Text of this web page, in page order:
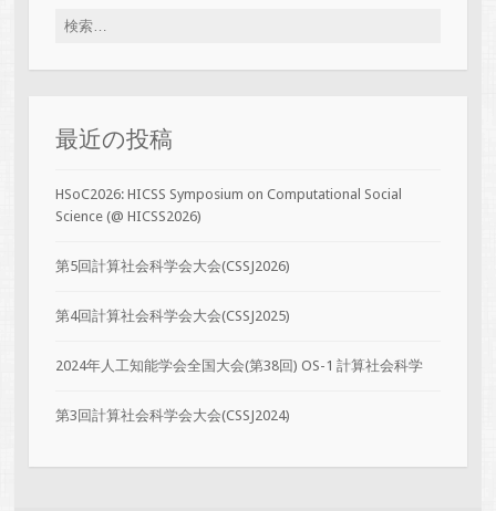
検索:
最近の投稿
HSoC2026: HICSS Symposium on Computational Social
Science (@ HICSS2026)
第5回計算社会科学会大会(CSSJ2026)
第4回計算社会科学会大会(CSSJ2025)
2024年人工知能学会全国大会(第38回) OS-1 計算社会科学
第3回計算社会科学会大会(CSSJ2024)